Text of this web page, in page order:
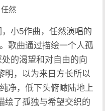
任然
，小5作曲，任然演唱的
歌曲通过描绘一个人孤
的渴望和对自由的向
明，以为来日方长所以
净，低下头俯瞰陆地上
绘了孤独与希望交织的